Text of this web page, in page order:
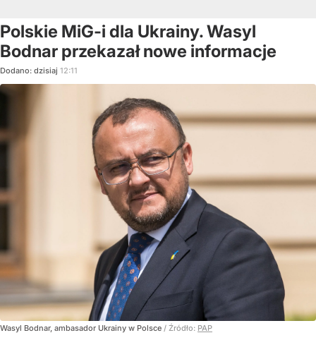
Polskie MiG-i dla Ukrainy. Wasyl
Bodnar przekazał nowe informacje
Dodano: dzisiaj 12:11
Wasyl Bodnar, ambasador Ukrainy w Polsce / Źródło: PAP